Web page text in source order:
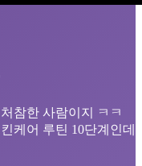
참한 사람이지 ㅋㅋ
케어 루틴 10단계인데